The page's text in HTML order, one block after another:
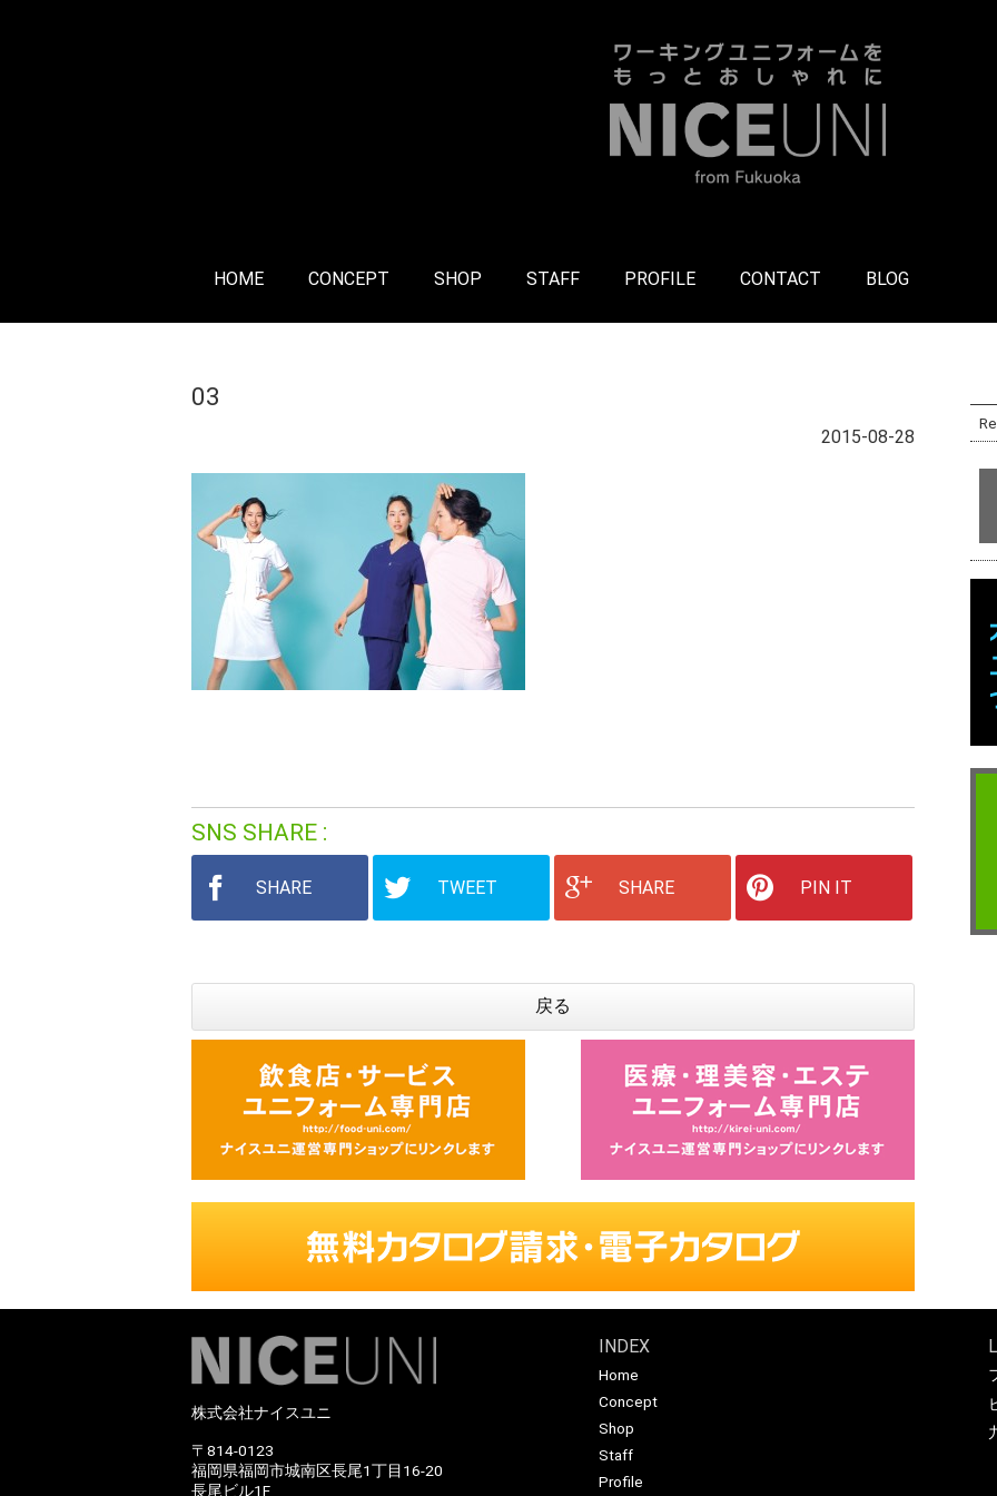
HOME CONCEPT SHOP STAFF PROFILE CONTACT BLOG
03
2015-08-28
SNS SHARE
SHARE TWEET SHARE PIN IT
戻る
株式会社ナイスユニ
〒814-0123
福岡県福岡市城南区長尾1丁目16-20
長尾ビル1F
INDEX
Home
Concept
Shop
Staff
Profile